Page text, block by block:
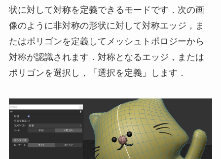
状に対して対称を定義できるモードです．次の画
像のように非対称の形状に対して対称エッジ，ま
たはポリゴンを定義してメッシュトポロジーから
対称が認識されます．対称となるエッジ，または
ポリゴンを選択し，「選択を定義」します．